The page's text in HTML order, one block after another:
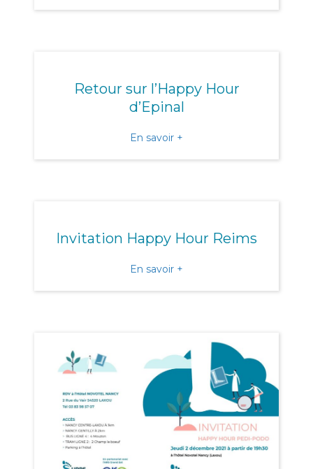
Retour sur l’Happy Hour
d’Epinal
En savoir +
Invitation Happy Hour Reims
En savoir +